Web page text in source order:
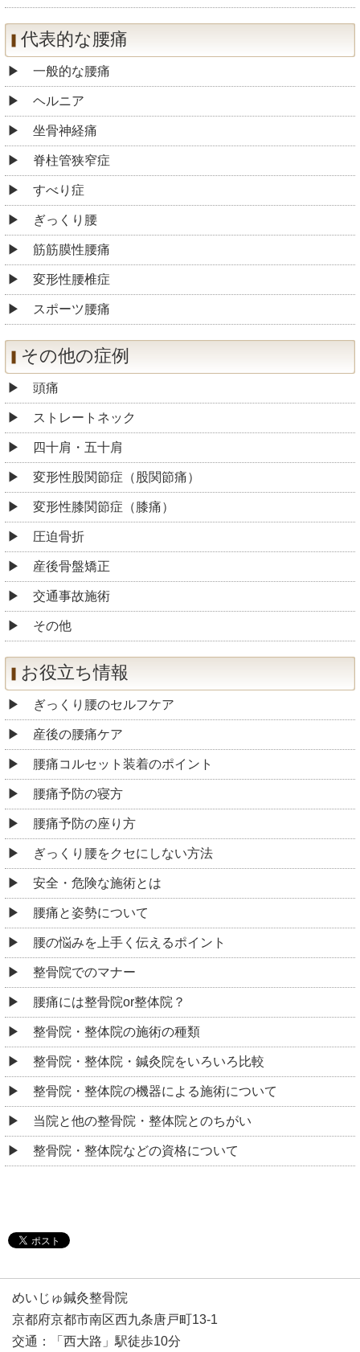
代表的な腰痛
一般的な腰痛
ヘルニア
坐骨神経痛
脊柱管狭窄症
すべり症
ぎっくり腰
筋筋膜性腰痛
変形性腰椎症
スポーツ腰痛
その他の症例
頭痛
ストレートネック
四十肩・五十肩
変形性股関節症（股関節痛）
変形性膝関節症（膝痛）
圧迫骨折
産後骨盤矯正
交通事故施術
その他
お役立ち情報
ぎっくり腰のセルフケア
産後の腰痛ケア
腰痛コルセット装着のポイント
腰痛予防の寝方
腰痛予防の座り方
ぎっくり腰をクセにしない方法
安全・危険な施術とは
腰痛と姿勢について
腰の悩みを上手く伝えるポイント
整骨院でのマナー
腰痛には整骨院or整体院？
整骨院・整体院の施術の種類
整骨院・整体院・鍼灸院をいろいろ比較
整骨院・整体院の機器による施術について
当院と他の整骨院・整体院とのちがい
整骨院・整体院などの資格について
めいじゅ鍼灸整骨院
京都府京都市南区西九条唐戸町13-1
交通：「西大路」駅徒歩10分